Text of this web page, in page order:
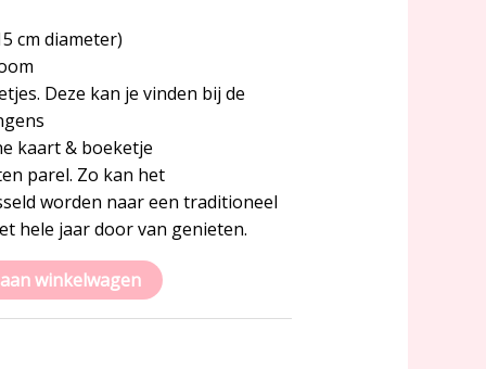
cm diameter)
Deze kan je vinden bij de
kaart & boeketje
parel. Zo kan het
worden naar een traditioneel
hele jaar door van genieten.
winkelwagen